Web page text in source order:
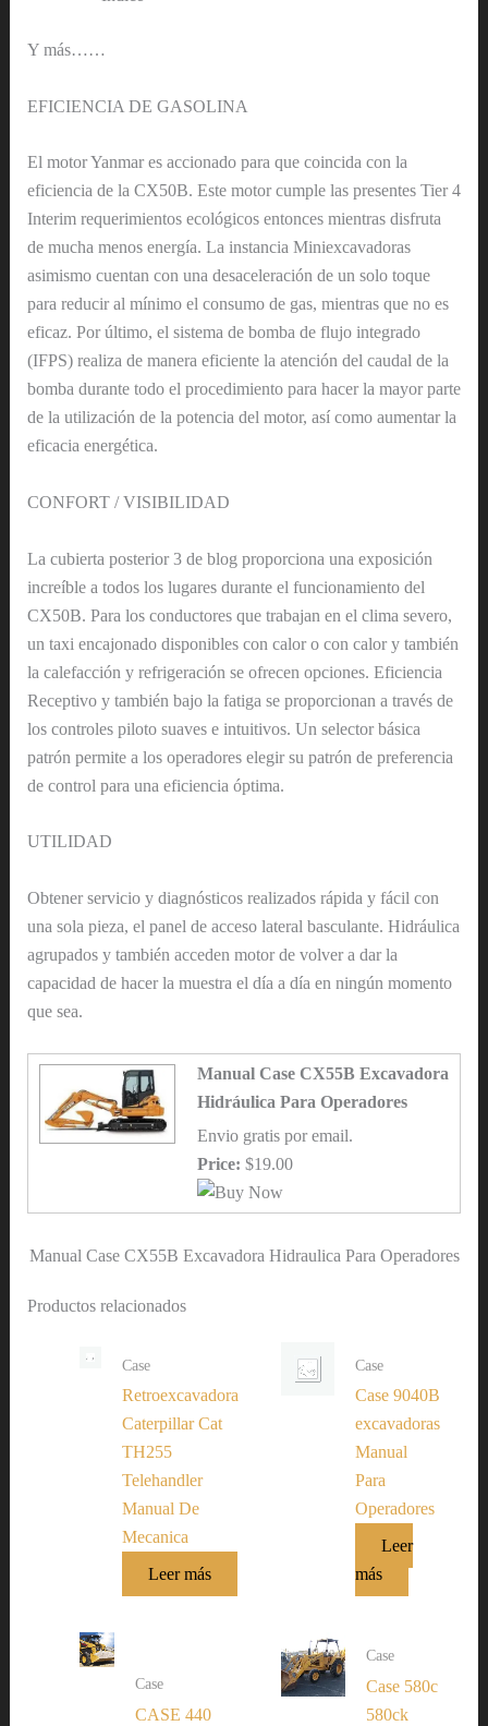
Y más……
EFICIENCIA DE GASOLINA
El motor Yanmar es accionado para que coincida con la
eficiencia de la CX50B. Este motor cumple las presentes Tier 4
Interim requerimientos ecológicos entonces mientras disfruta
de mucha menos energía. La instancia Miniexcavadoras
asimismo cuentan con una desaceleración de un solo toque
para reducir al mínimo el consumo de gas, mientras que no es
eficaz. Por último, el sistema de bomba de flujo integrado
(IFPS) realiza de manera eficiente la atención del caudal de la
bomba durante todo el procedimiento para hacer la mayor parte
de la utilización de la potencia del motor, así como aumentar la
eficacia energética.
CONFORT / VISIBILIDAD
La cubierta posterior 3 de blog proporciona una exposición
increíble a todos los lugares durante el funcionamiento del
CX50B. Para los conductores que trabajan en el clima severo,
un taxi encajonado disponibles con calor o con calor y también
la calefacción y refrigeración se ofrecen opciones. Eficiencia
Receptivo y también bajo la fatiga se proporcionan a través de
los controles piloto suaves e intuitivos. Un selector básica
patrón permite a los operadores elegir su patrón de preferencia
de control para una eficiencia óptima.
UTILIDAD
Obtener servicio y diagnósticos realizados rápida y fácil con
una sola pieza, el panel de acceso lateral basculante. Hidráulica
agrupados y también acceden motor de volver a dar la
capacidad de hacer la muestra el día a día en ningún momento
que sea.
Manual Case CX55B Excavadora
Hidráulica Para Operadores
Envio gratis por email.
Price: $19.00
Manual Case CX55B Excavadora Hidraulica Para Operadores
Productos relacionados
Case
Retroexcavadora
Caterpillar Cat
TH255
Telehandler
Manual De
Mecanica
Leer más
Case
Case 9040B
excavadoras
Manual
Para
Operadores
Leer
más
Case
CASE 440
Case
Case 580c
580ck